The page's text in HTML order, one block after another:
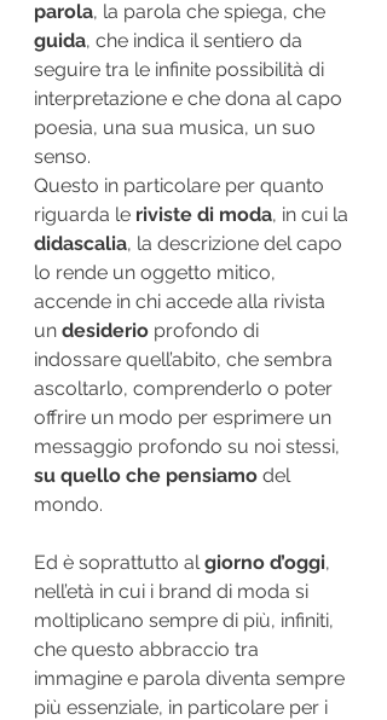
parola, la parola che spiega, che
guida, che indica il sentiero da
seguire tra le infinite possibilità di
interpretazione e che dona al capo
poesia, una sua musica, un suo
senso.
Questo in particolare per quanto
riguarda le riviste di moda, in cui la
didascalia, la descrizione del capo
lo rende un oggetto mitico,
accende in chi accede alla rivista
un desiderio profondo di
indossare quell’abito, che sembra
ascoltarlo, comprenderlo o poter
offrire un modo per esprimere un
messaggio profondo su noi stessi,
su quello che pensiamo del
mondo.
Ed è soprattutto al giorno d’oggi,
nell’età in cui i brand di moda si
moltiplicano sempre di più, infiniti,
che questo abbraccio tra
immagine e parola diventa sempre
più essenziale, in particolare per i